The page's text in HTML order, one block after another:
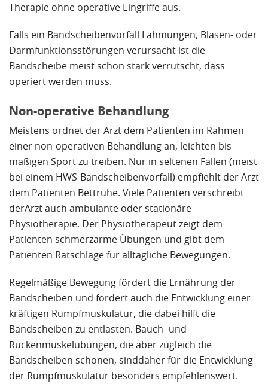
Therapie ohne operative Eingriffe aus.
Falls ein Bandscheibenvorfall Lähmungen, Blasen- oder
Darmfunktionsstörungen verursacht ist die
Bandscheibe meist schon stark verrutscht, dass
operiert werden muss.
Non-operative Behandlung
Meistens ordnet der Arzt dem Patienten im Rahmen
einer non-operativen Behandlung an, leichten bis
mäßigen Sport zu treiben. Nur in seltenen Fällen (meist
bei einem HWS-Bandscheibenvorfall) empfiehlt der Arzt
dem Patienten Bettruhe. Viele Patienten verschreibt
derArzt auch ambulante oder stationäre
Physiotherapie. Der Physiotherapeut zeigt dem
Patienten schmerzarme Übungen und gibt dem
Patienten Ratschläge für alltägliche Bewegungen.
Regelmäßige Bewegung fördert die Ernährung der
Bandscheiben und fördert auch die Entwicklung einer
kräftigen Rumpfmuskulatur, die dabei hilft die
Bandscheiben zu entlasten. Bauch- und
Rückenmuskelübungen, die aber zugleich die
Bandscheiben schonen, sinddaher für die Entwicklung
der Rumpfmuskulatur besonders empfehlenswert.